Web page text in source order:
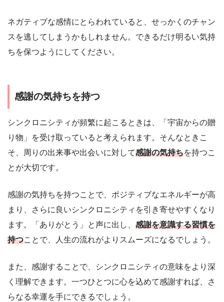
ネガティブな感情にとらわれていると、せっかくのチャン
スを逃してしまうかもしれません。できるだけ明るい気持
ちを保つようにしてください。
感謝の気持ちを持つ
シンクロニシティが頻繁に起こるときは、「宇宙からの贈
り物」を受け取っていると考えられます。そんなときこ
そ、周りの出来事や出会いに対して感謝の気持ちを持つこ
とが大切です。
感謝の気持ちを持つことで、ポジティブなエネルギーが高
まり、さらに良いシンクロニシティを引き寄せやすくなり
ます。「ありがとう」と声に出し、 感謝を意識する習慣を
持つことで、人生の流れがよりスムーズになるでしょう。
また、感謝することで、シンクロニシティの意味をより深
く理解できます。一つひとつに心を込めて感謝すれば、さ
らなる幸運を手にできるでしょう。